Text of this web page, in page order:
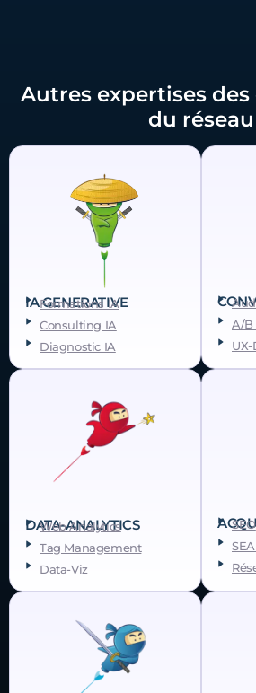
Autres expertises
du réseau
IA GENERATIVE
Formations IA
Consulting IA
Diagnostic IA
A/B
DATA-ANALYTICS
Web Analytics
Tag Management
Data-Viz
SEO